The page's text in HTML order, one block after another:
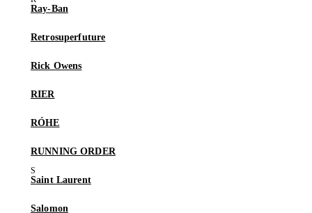
Ray-Ban
Retrosuperfuture
Rick Owens
RIER
RÓHE
RUNNING ORDER
Saint Laurent
Salomon